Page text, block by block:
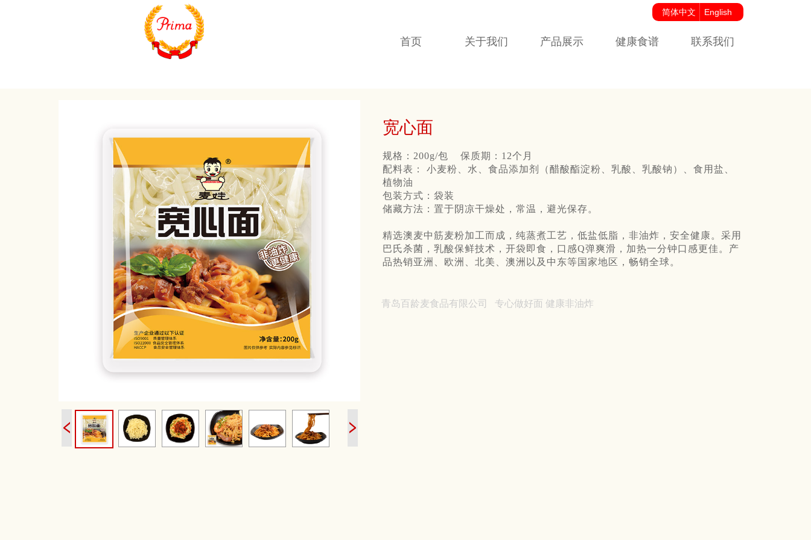
青岛百龄麦食品有限公司 专心做好面 健康非油炸
宽心面
规格：200g/包 保质期：12个月
配料表： 小麦粉、水、食品添加剂（醋酸酯淀粉、乳酸、乳酸钠）、食用盐、
植物油
包装方式：袋装
储藏方法：置于阴凉干燥处，常温，避光保存。
精选澳麦中筋麦粉加工而成，纯蒸煮工艺，低盐低脂，非油炸，安全健康。采用
巴氏杀菌，乳酸保鲜技术，开袋即食，口感Q弹爽滑，加热一分钟口感更佳。产
品热销亚洲、欧洲、北美、澳洲以及中东等国家地区，畅销全球。
首页 关于我们 产品展示 健康食谱 联系我们
简体中文 English